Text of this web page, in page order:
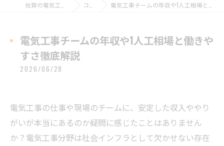
コラム 電気工事チームの年収や1人工相場と働きやすさ徹底解説
電気工事チームの年収や1人工相場と働きや
すさ徹底解説
2026/06/28
電気工事の仕事や現場のチームに、安定した収入ややり
がいが本当にあるのか疑問に感じたことはありません
か？電気工事分野は社会インフラとして欠かせない存在